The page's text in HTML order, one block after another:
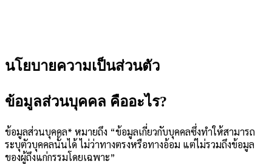
นโยบายความเป็นส่วนตัว
ข้อมูลส่วนบุคคล คืออะไร?
ข้อมูลส่วนบุคคล* หมายถึง “ข้อมูลเกี่ยวกับบุคคลซึ่งทำให้สามารถ
ระบุตัวบุคคลนั้นได้ ไม่ว่าทางตรงหรือทางอ้อม แต่ไม่รวมถึงข้อมูล
ของผู้ถึงแก่กรรมโดยเฉพาะ”